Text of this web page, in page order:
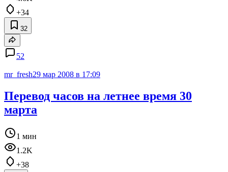
+34
32
52
mr_fresh29 мар 2008 в 17:09
Перевод часов на летнее время 30
марта
1 мин
1.2K
+38